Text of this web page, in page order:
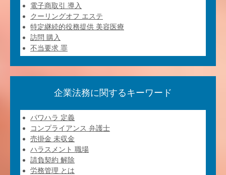
電子商取引 導入
クーリングオフ エステ
特定継続的役務提供 美容医療
訪問 購入
不当要求 罪
企業法務に関するキーワード
パワハラ 定義
コンプライアンス 弁護士
売掛金 未収金
ハラスメント 職場
請負契約 解除
労務管理 とは